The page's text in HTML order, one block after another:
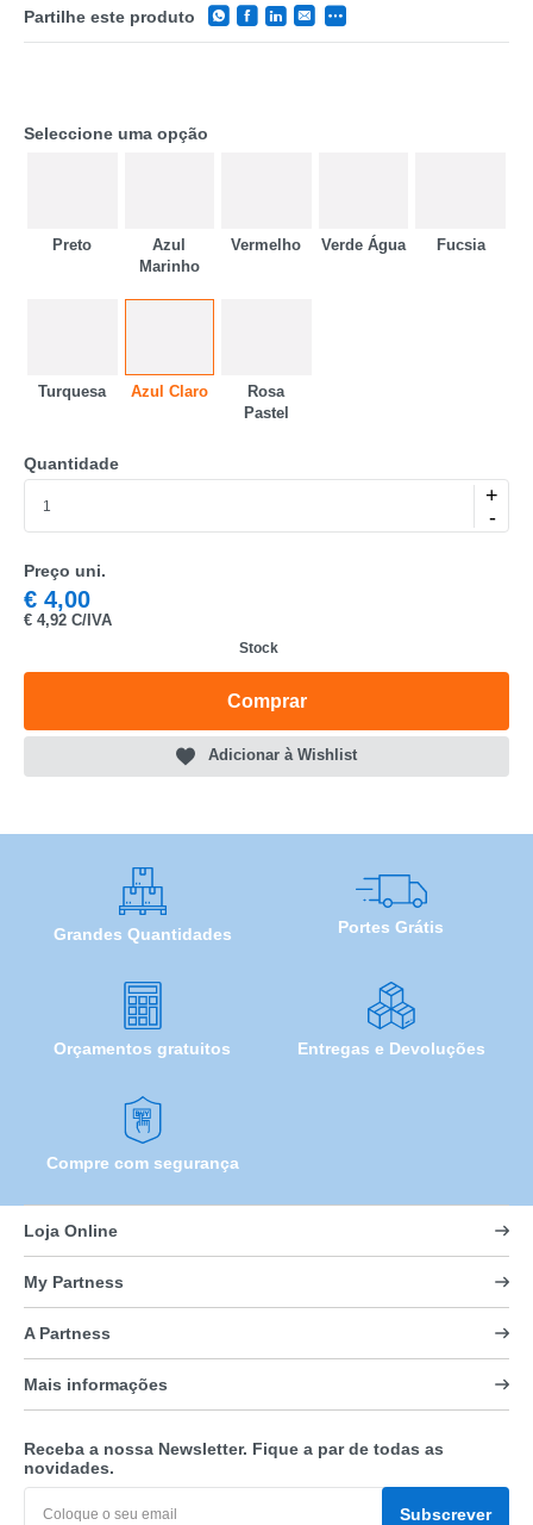
Partilhe este produto
Seleccione uma opção
Preto
Azul
Marinho
Vermelho Verde Água Fucsia
Turquesa Azul Claro
Rosa
Pastel
Quantidade
+
-
Preço uni.
€ 4,00
€ 4,92 C/IVA
Stock
Comprar
Adicionar à Wishlist
Grandes Quantidades Portes Grátis
Orçamentos gratuitos Entregas e Devoluções
Compre com segurança
Loja Online
My Partness
A Partness
Mais informações
Receba a nossa Newsletter. Fique a par de todas as
novidades.
Subscrever
EAN
MODELO